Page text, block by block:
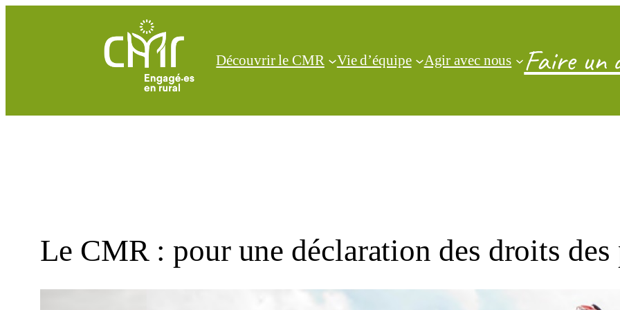
Découvrir le CMR Vie d’équipe Agir avec nous Faire un
Le CMR : pour une déclaration des droits des